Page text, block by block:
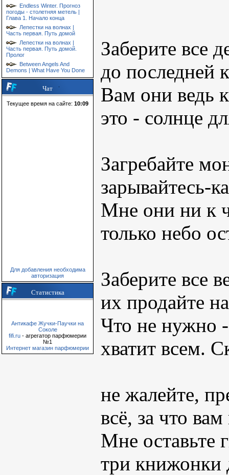
Endless Winter. Прогноз
погоды - столетняя метель |
Глава 1. Начало конца
Лепестки на волнах |
Часть первая. Путь домой
Лепестки на волнах |
Часть первая. Путь домой.
Пролог
Between Angels And
Demons | What Have You Done
Чат
Текущее время на сайте: 10:09
Для добавления необходима
авторизация
Статистика
Антикафе Жучки-Паучки на
Соколе
fifi.ru - агрегатор парфюмерии
№1
Интернет магазин парфюмерии
Заберите все
до последней
Вам они ведь
это - солнце
Загребайте
зарывайтесь-
Мне они ни к
только небо
Заберите все
их продайте
Что не нужно
хватит всем.
не жалейте,
всё, за что
Мне оставьте
три книжонки